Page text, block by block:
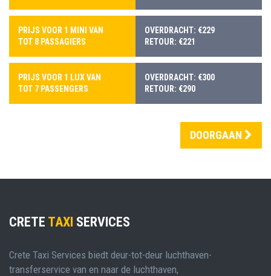
PRIJS VOOR 1 MINI VAN
TOT 8 PASSAGIERS
OVERDRACHT: €229
RETOUR: €221
PRIJS VOOR 1 LUX VAN
TOT 7 PASSENGERS
OVERDRACHT: €300
RETOUR: €290
DOORGAAN
CRETE TAXI SERVICES
Crete Taxi Services biedt deur-tot-deur luchthaven-
transferservice van en naar de luchthaven,